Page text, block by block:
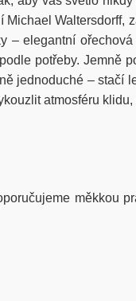
MichaelWaltersdorff,
– elegantní
potřeby.
jednoduché – stačí
atmosféru
měkkou